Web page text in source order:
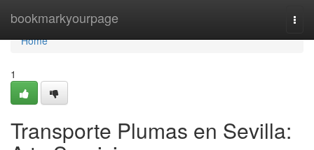
bookmarkyourpage
Home
Home
1
Transporte Plumas en Sevilla: